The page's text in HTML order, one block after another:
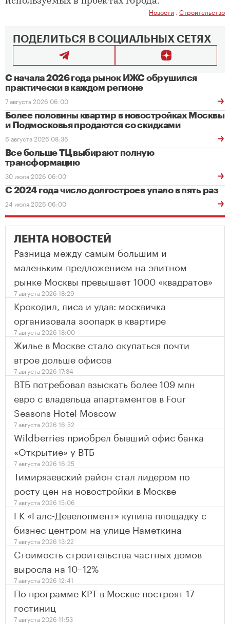
Новости Строительство
ПОДЕЛИТЬСЯ В СОЦИАЛЬНЫХ СЕТЯХ
С начала 2026 года рынок ИЖС обрушился
практически в каждом регионе
7 августа 2026 06:00
Более половины квартир в новостройках Москвы
и Подмосковья продаются со скидками
6 августа 2026 08:36
Все больше ТЦ выбирают полную
трансформацию
30 июля 2026 06:00
С 2024 года число долгостроев упало в пять раз
24 июля 2026 06:00
ЛЕНТА НОВОСТЕЙ
Разница между самым большим и
маленьким предложением на элитном
рынке Москвы превышает 1000 «квадратов»
7 августа 2026 18:29
Крокодил, лиса и удав: москвичка
организовала зоопарк в квартире
7 августа 2026 18:00
Жилье в Москве стало окупаться почти
втрое дольше офисов
7 августа 2026 17:34
ВТБ потребовал взыскать более 109 млн
евро с владельца апартаментов в Four
Seasons Hotel Moscow
7 августа 2026 16:52
Wildberries приобрел бывший офис банка
«Открытие» у ВТБ
7 августа 2026 16:25
Тимирязевский район стал лидером по
росту цен на новостройки в Москве
7 августа 2026 15:06
ГК «Галс-Девелопмент» купила площадку с
бизнес центром на улице Наметкина
7 августа 2026 13:22
Стоимость строительства частных домов
выросла на 10–12%
7 августа 2026 12:41
По программе КРТ в Москве построят 17
гостиниц
7 августа 2026 11:53